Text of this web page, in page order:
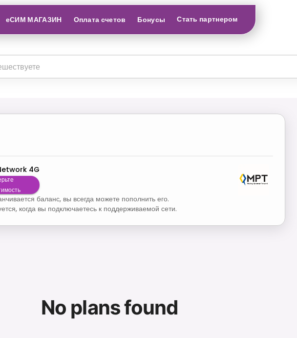
еСИМ МАГАЗИН Оплата счетов Бонусы Стать партнером
4G
баланс, вы всегда можете пополнить его.
когда вы подключаетесь к поддерживаемой сети.
No plans found